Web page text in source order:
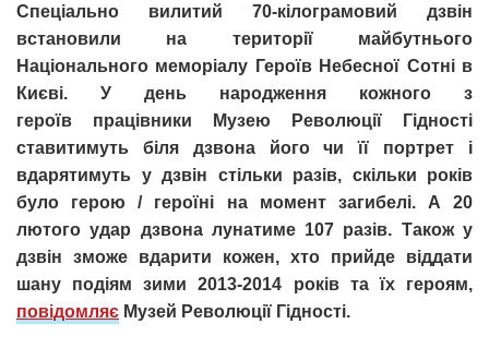
Спеціально вилитий 70-кілограмовий дзвін
встановили на території майбутнього
Національного меморіалу Героїв Небесної Сотні в
Києві. У день народження кожного з
героїв працівники Музею Революції Гідності
ставитимуть біля дзвона його чи її портрет і
вдарятимуть у дзвін стільки разів, скільки років
було герою / героїні на момент загибелі. А 20
лютого удар дзвона лунатиме 107 разів. Також у
дзвін зможе вдарити кожен, хто прийде віддати
шану подіям зими 2013-2014 років та їх героям,
повідомляє Музей Революції Гідності.